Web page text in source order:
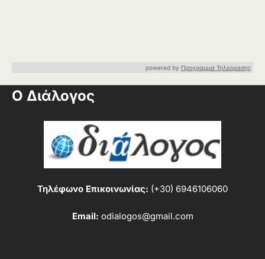
powered by Προγραμμα Τηλεορασης
Ο Διάλογος
Τηλέφωνο Επικοινωνίας: (+30) 6946106060
Email: odialogos@gmail.com